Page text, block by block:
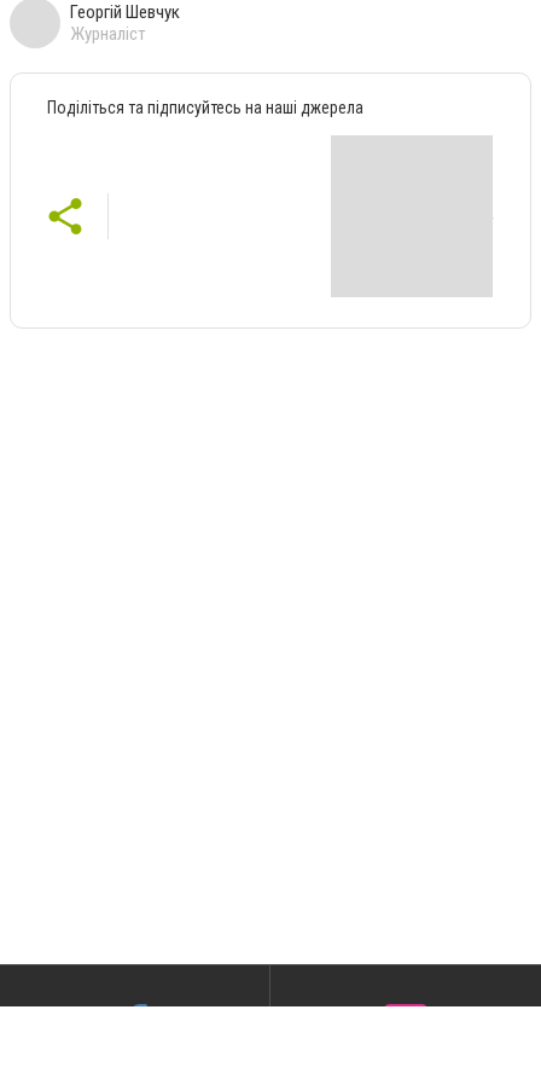
Георгій Шевчук
Журналіст
Поділіться та підписуйтесь на наші джерела